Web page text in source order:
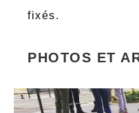
fixés.
PHOTOS ET